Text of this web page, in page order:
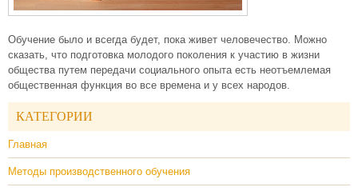
Обучение было и всегда будет, пока живет человечество. Можно
сказать, что подготовка молодого поколения к участию в жизни
общества путем передачи социального опыта есть неотъемлемая
общественная функция во все времена и у всех народов.
КАТЕГОРИИ
Главная
Методы производственного обучения